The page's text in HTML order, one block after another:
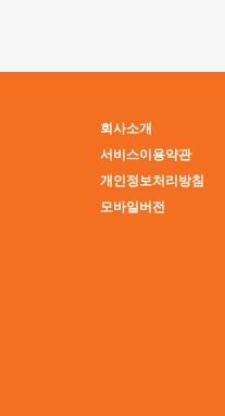
회사소개
서비스이용약관
개인정보처리방침
모바일버전